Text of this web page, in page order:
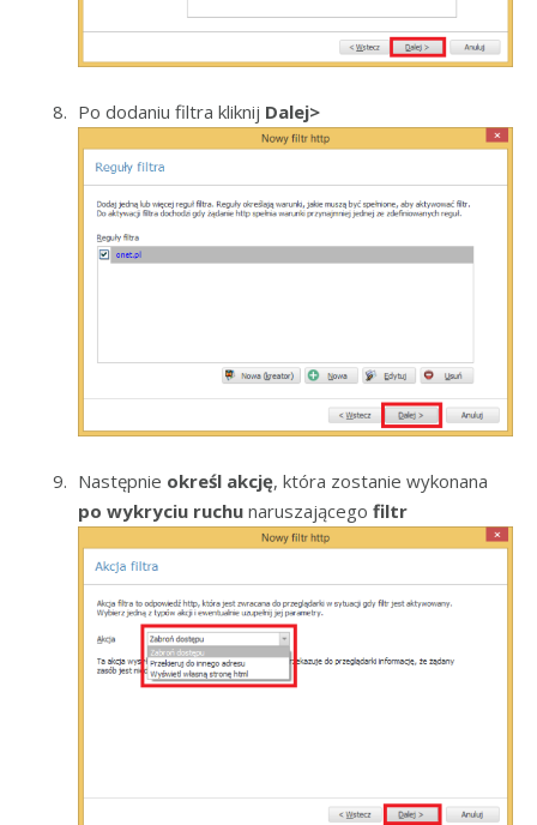
Po dodaniu filtra kliknij Dalej>
Następnie określ akcję, która zostanie wykonana
po wykryciu ruchu naruszającego filtr